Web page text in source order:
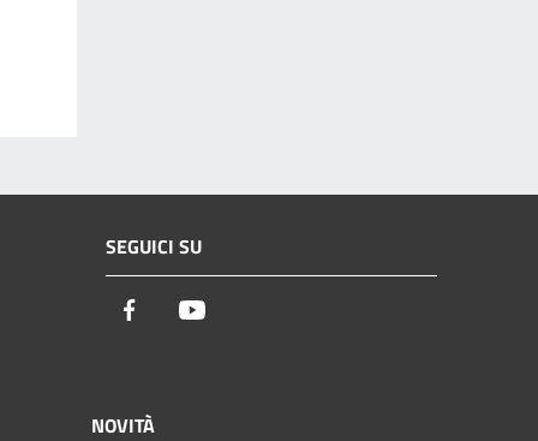
SEGUICI SU
Facebook
NOVITÀ